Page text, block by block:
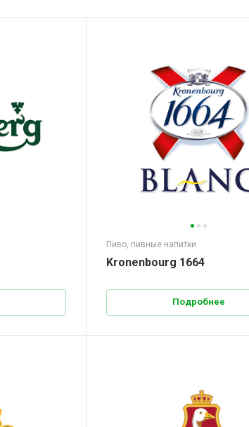
Пиво, пивные напитки
Kronenbourg 1664
Подробнее